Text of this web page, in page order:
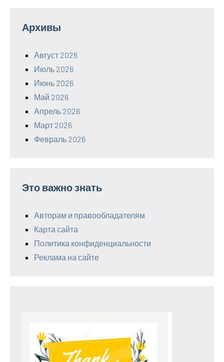
Архивы
Август 2026
Июль 2026
Июнь 2026
Май 2026
Апрель 2026
Март 2026
Февраль 2026
Это важно знать
Авторам и правообладателям
Карта сайта
Политика конфиденциальности
Реклама на сайте